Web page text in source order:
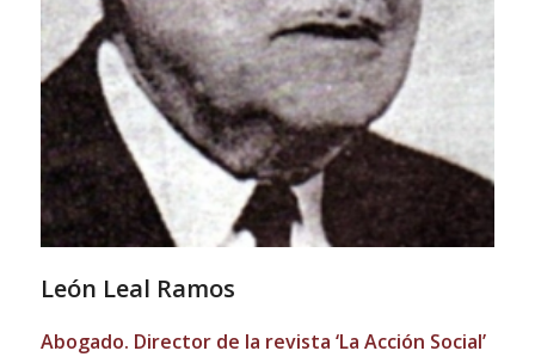
León Leal Ramos
Abogado. Director de la revista ‘La Acción Social’